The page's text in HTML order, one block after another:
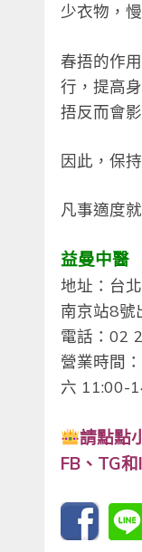
少衣物，
春捂的作
行，提高
捂反而會
因此，保
凡事適度就
益曼中醫
地址：台
南京站8號
電話：02
營業時間
六 11:00-
請點點
FB、TG和